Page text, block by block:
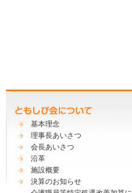
基本理念
理事長あいさつ
会長あいさつ
沿革
施設概要
決算のお知らせ